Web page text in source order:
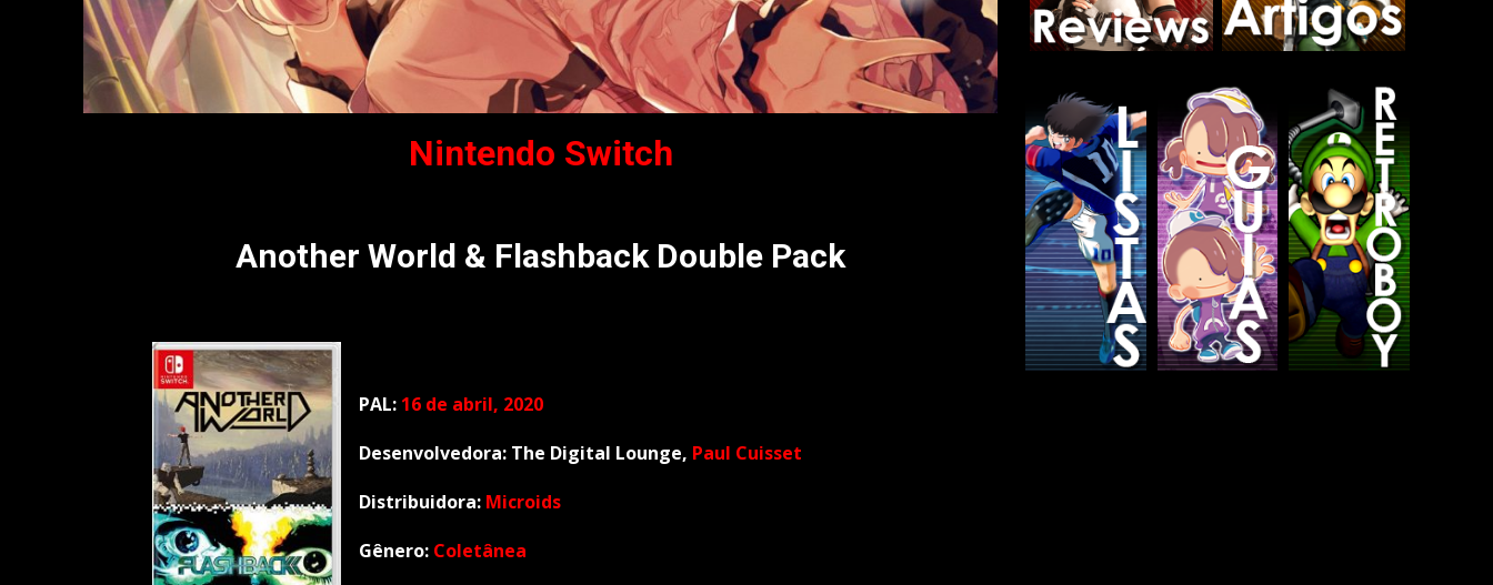
Nintendo Switch
Another World & Flashback Double Pack
PAL:16 de abril, 2020
Desenvolvedora: The Digital Lounge, Paul Cuisset
Distribuidora: Microids
Gênero: Coletânea